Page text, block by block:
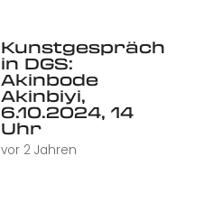
Kunstgespräch
in DGS:
Akinbode
Akinbiyi,
6.10.2024, 14
Uhr
vor 2 Jahren